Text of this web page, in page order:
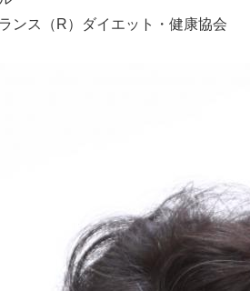
ンス（R）ダイエット・健康協会